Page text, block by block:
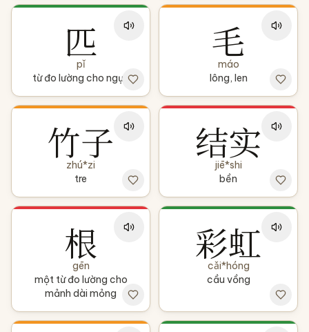
匹
pǐ
từ đo lường cho ngựa
毛
máo
lông, len
竹子
zhú*zi
tre
结实
jiē*shi
bền
根
gēn
một từ đo lường cho
mảnh dài mỏng
彩虹
cǎi*hóng
cầu vồng